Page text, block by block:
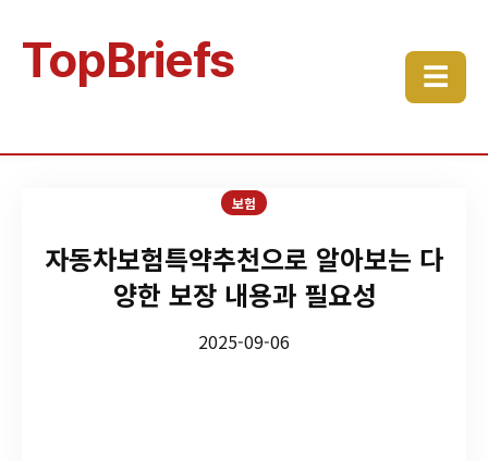
TopBriefs ☰
보험
자동차보험특약추천으로 알아보는 다
양한 보장 내용과 필요성
2025-09-06